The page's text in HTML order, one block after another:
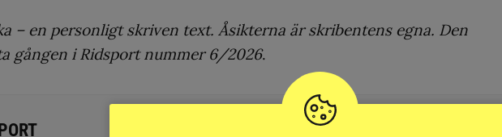
– en personligt skriven text. Åsikterna är skribentens egna. Den
gången i Ridsport nummer 6/2026.